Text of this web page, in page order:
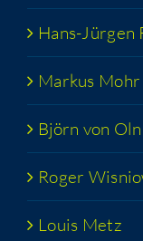
Hans-Jür­­gen
Mar­kus Mohr
Björn von
Roger
Lou­is Metz